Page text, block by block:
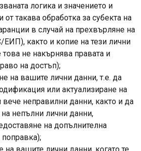
логика и значението и
такава обработка за субекта на
в случай на прехвърляне на
както и копие на тези лични
не накърнява правата и
на достъп);
на вашите лични данни, т.е. да
или актуализиране на
вече неправилни данни, както и да
непълни лични данни,
на допълнителна
поправка);